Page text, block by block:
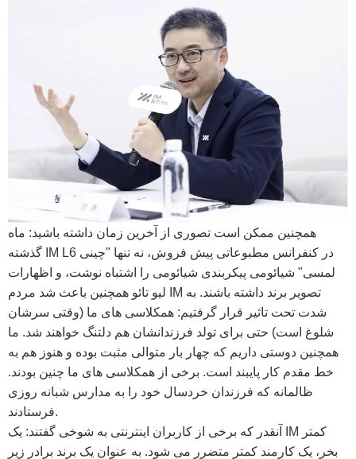
همچنین ممکن است تصوری از آخرین زمان داشته باشید: ماه
گذشته IM L6 در کنفرانس مطبوعاتی پیش فروش، نه تنها "چینی
لمسی" شیائومی پیکربندی شیائومی را اشتباه نوشت، و اظهارات
لیو تائو همچنین باعث شد مردم IM تصویر برند داشته باشند. به
شدت تحت تاثیر قرار گرفتیم: همکلاسی های ما (وقتی سرشان
شلوغ است) حتی برای تولد فرزندانشان هم دلتنگ خواهند شد. ما
همچنین دوستی داریم که چهار بار متوالی مثبت بوده و هنوز هم به
خط مقدم کار پایبند است. برخی از همکلاسی های ما چنین بودند.
ظالمانه که فرزندان خردسال خود را به مدارس شبانه روزی
فرستادند.
آنقدر که برخی از کاربران اینترنتی به شوخی گفتند: یک IM کمتر
بخر، یک کارمند کمتر متضرر می شود. به عنوان یک برند برادر زیر